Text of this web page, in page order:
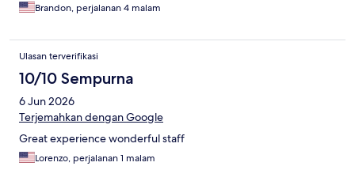
Brandon, perjalanan 4 malam
Ulasan terverifikasi
10/10 Sempurna
6 Jun 2026
Terjemahkan dengan Google
Great experience wonderful staff
Lorenzo, perjalanan 1 malam